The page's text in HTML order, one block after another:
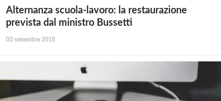
Alternanza scuola-lavoro: la restaurazione
prevista dal ministro Bussetti
03 settembre 2018